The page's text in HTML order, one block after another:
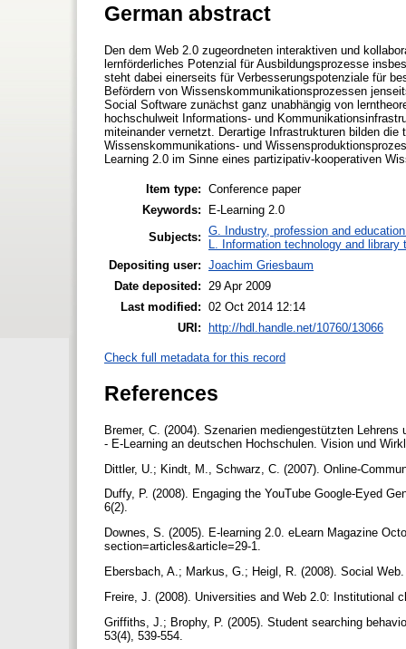
German abstract
Den dem Web 2.0 zugeordneten interaktiven und
lernförderliches Potenzial für Ausbildungsprozesse
steht dabei einerseits für Verbesserungspotenziale für
Befördern von Wissenskommunikationsprozessen
Social Software zunächst ganz unabhängig von
hochschulweit Informations- und
miteinander vernetzt. Derartige Infrastrukturen bilden
Wissenskommunikations- und
Learning 2.0 im Sinne eines partizipativ-kooperativen
Item type: Conference paper
Keywords:
E-Learning 2.0
Subjects: G. Industry, profession and
L. Information technology and library
Depositing user: Joachim Griesbaum
Date deposited:
29 Apr 2009
Last modified: 02 Oct 2014 12:14
URI:
http://hdl.handle.net/10760/13066
Check full metadata for this record
References
Bremer, C. (2004). Szenarien mediengestützten
- E-Learning an deutschen Hochschulen. Vision und
Dittler, U.; Kindt, M., Schwarz, C. (2007). Online-
Duffy, P. (2008). Engaging the YouTube Google-Eyed
6(2).
Downes, S. (2005). E-learning 2.0. eLearn Magazine
section=articles&article=29-1.
Ebersbach, A.; Markus, G.; Heigl, R. (2008). Social
Freire, J. (2008). Universities and Web 2.0: Institutional
Griffiths, J.; Brophy, P. (2005). Student searching
53(4), 539-554.